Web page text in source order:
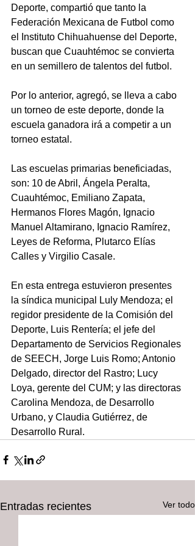
Deporte, compartió que tanto la
Federación Mexicana de Futbol como
el Instituto Chihuahuense del Deporte,
buscan que Cuauhtémoc se convierta
en un semillero de talentos del futbol.
Por lo anterior, agregó, se lleva a cabo
un torneo de este deporte, donde la
escuela ganadora irá a competir a un
torneo estatal.
Las escuelas primarias beneficiadas,
son: 10 de Abril, Ángela Peralta,
Cuauhtémoc, Emiliano Zapata,
Hermanos Flores Magón, Ignacio
Manuel Altamirano, Ignacio Ramírez,
Leyes de Reforma, Plutarco Elías
Calles y Virgilio Casale.
En esta entrega estuvieron presentes
la síndica municipal Luly Mendoza; el
regidor presidente de la Comisión del
Deporte, Luis Rentería; el jefe del
Departamento de Servicios Regionales
de SEECH, Jorge Luis Romo; Antonio
Delgado, director del Rastro; Lucy
Loya, gerente del CUM; y las directoras
Carolina Mendoza, de Desarrollo
Urbano, y Claudia Gutiérrez, de
Desarrollo Rural.
Entradas recientes Ver todo